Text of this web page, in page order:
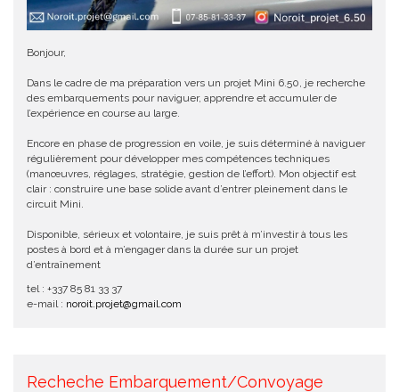
Bonjour,
Dans le cadre de ma préparation vers un projet Mini 6.50, je recherche
des embarquements pour naviguer, apprendre et accumuler de
l’expérience en course au large.
Encore en phase de progression en voile, je suis déterminé à naviguer
régulièrement pour développer mes compétences techniques
(manœuvres, réglages, stratégie, gestion de l’effort). Mon objectif est
clair : construire une base solide avant d’entrer pleinement dans le
circuit Mini.
Disponible, sérieux et volontaire, je suis prêt à m’investir à tous les
postes à bord et à m’engager dans la durée sur un projet
d’entraînement
tel : +337 85 81 33 37
e-mail : noroit.projet@gmail.com
Recheche Embarquement/Convoyage